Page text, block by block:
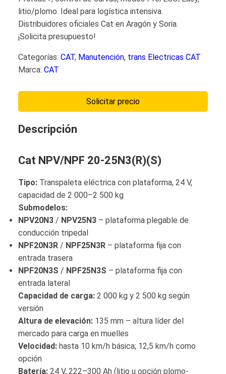
litio/plomo. Ideal para logística intensiva.
Distribuidores oficiales Cat en Aragón y Soria.
¡Solicita presupuesto!
Categorías: CAT, Manutención, trans Electricas CAT
Marca: CAT
Solicitar precio
Descripción
Cat NPV/NPF 20‑25N3(R)(S)
Tipo: Transpaleta eléctrica con plataforma, 24 V,
capacidad de 2 000–2 500 kg
Submodelos:
NPV20N3 / NPV25N3 – plataforma plegable de
conducción tripedal
NPF20N3R / NPF25N3R – plataforma fija con
entrada trasera
NPF20N3S / NPF25N3S – plataforma fija con
entrada lateral
Capacidad de carga: 2 000 kg y 2 500 kg según
versión
Altura de elevación: 135 mm – altura líder del
mercado para carga en muelles
Velocidad: hasta 10 km/h básica; 12,5 km/h como
opción
Batería: 24 V, 222–300 Ah (litio u opción plomo-